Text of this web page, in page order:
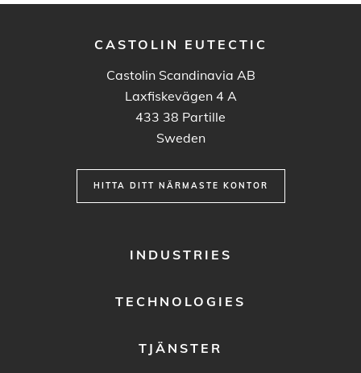
CASTOLIN EUTECTIC
Castolin Scandinavia AB
Laxfiskevägen 4 A
433 38 Partille
Sweden
HITTA DITT NÄRMASTE KONTOR
INDUSTRIES
TECHNOLOGIES
TJÄNSTER